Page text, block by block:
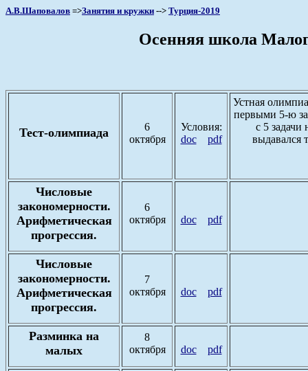
А.В.Шаповалов =>Занятия и кружки --> Турция-2019
Осенняя школа
Тест-олимпиада
6
октября
Условия:
doc
pdf
Устная
первыми 5-ю
с 5 задачи
выдавался
Числовые
закономерности.
Арифметическая
прогрессия.
6
октября
doc pdf
Числовые
закономерности.
Арифметическая
прогрессия.
7
октября
doc pdf
Разминка на
малых
8
октября
doc pdf